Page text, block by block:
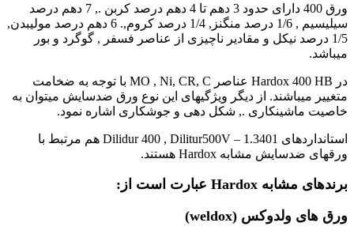
ورق 400 دارای حدود 3 دهم تا 4 دهم درصد کربن ., 7 دهم درصد
سیلیسیم , 1/6 درصد منگنز, 1/4 درصد کروم,. 6 دهم درصد مولیبدن,
1/5 درصد نیکل و مقادیر ناچیزی از عناصر فسفر , گوگرد و بور
میباشد.
در Hardox 400 HB عناصر MO , Ni, CR, C با توجه به ضخامت
متغییر میباشند. از دیگر ویژگیهای این نوع ورق ضدسایش میتوان به
خاصیت ماشینکاری ., شکل دهی و جوشکاری اشاره نمود.
استانداردهای Dilidur 400 , Dilitur500V – 1.3401 هم مرتبط با
ورقهای ضدسایش مشابه Hardox هستند.
برندهای مشابه Hardox عبارت است از:
ورق های ولدوکس (weldox)